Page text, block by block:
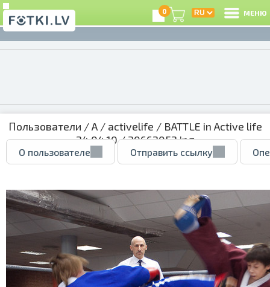
0 МЕНЮ
Пользователи /A/ activelife / BATTLE in Active life
24.04.10/ 30662052.jpg
О пользователе Отправить ссылку